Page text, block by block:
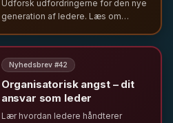
Udforsk udfordringerne for den nye
generation af ledere. Læs om
fremtidens ledelse i Kaffe &
Ledelse.
Nyhedsbrev #42
Organisatorisk angst – dit
ansvar som leder
Lær hvordan ledere håndterer